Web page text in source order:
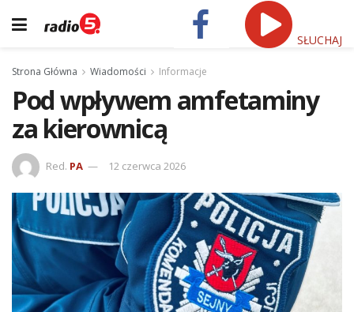
SŁUCHAJ
Strona Główna Wiadomości Informacje
Pod wpływem amfetaminy
za kierownicą
Red. PA 12 czerwca 2026